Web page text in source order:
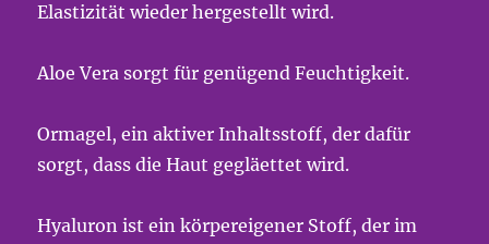
Elastizität wieder hergestellt wird.
Aloe Vera sorgt für genügend Feuchtigkeit.
Ormagel, ein aktiver Inhaltsstoff, der dafür
sorgt, dass die Haut gegläettet wird.
Hyaluron ist ein körpereigener Stoff, der im